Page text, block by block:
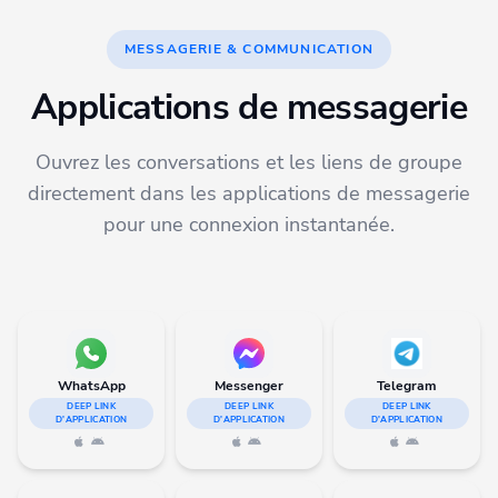
MESSAGERIE & COMMUNICATION
Applications de messagerie
Ouvrez les conversations et les liens de groupe
directement dans les applications de messagerie
pour une connexion instantanée.
WhatsApp
DEEP LINK
D'APPLICATION
Messenger
DEEP LINK
D'APPLICATION
Telegram
DEEP LINK
D'APPLICATION